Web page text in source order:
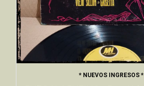
* NUEVOS INGRESOS *